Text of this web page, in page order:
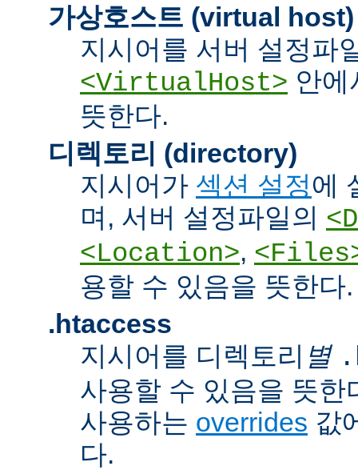
가상호스트 (virtual host)
지시어를 서버 설정파
<VirtualHost> 안에
뜻한다.
디렉토리 (directory)
지시어가 섹션 설정에
며, 서버 설정파일의
<Location>,
용할 수 있음을 뜻한다.
.htaccess
지시어를 디렉토리 별
사용할 수 있음을 뜻한
사용하는 overrides 값
다.